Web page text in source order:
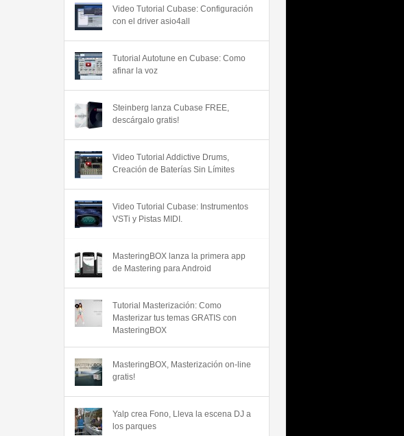
Video Tutorial Cubase: Configuración
con el driver asio4all
Tutorial Autotune en Cubase: Como
afinar la voz
Steinberg lanza Cubase FREE,
descárgalo gratis!
Video Tutorial Addictive Drums,
Creación de Baterías Sin Límites
Video Tutorial Cubase: Instrumentos
VSTi y Pistas MIDI.
MasteringBOX lanza la primera app
de Mastering para Android
Tutorial Masterización: Como
Masterizar tus temas GRATIS con
MasteringBOX
MasteringBOX, Masterización on-line
gratis!
Yalp crea Fono, Lleva la escena DJ a
los parques